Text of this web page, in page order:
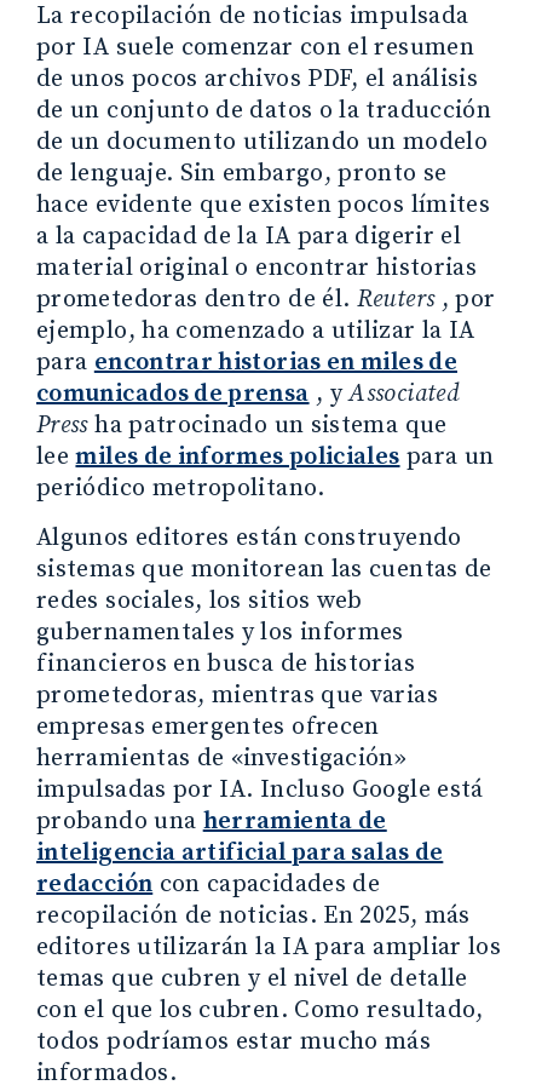
La recopilación de noticias impulsada
por IA suele comenzar con el resumen
de unos pocos archivos PDF, el análisis
de un conjunto de datos o la traducción
de un documento utilizando un modelo
de lenguaje. Sin embargo, pronto se
hace evidente que existen pocos límites
a la capacidad de la IA para digerir el
material original o encontrar historias
prometedoras dentro de él. Reuters, por
ejemplo, ha comenzado a utilizar la IA
paraencontrar historias en miles de
comunicados de prensa, yAssociated
Pressha patrocinado un sistema que
leemiles de informes policialespara un
periódico metropolitano.
Algunos editores están construyendo
sistemas que monitorean las cuentas de
redes sociales, los sitios web
gubernamentales y los informes
financieros en busca de historias
prometedoras, mientras que varias
empresas emergentes ofrecen
herramientas de «investigación»
impulsadas por IA. Incluso Google está
probando unaherramienta de
inteligencia artificial para salas de
redaccióncon capacidades de
recopilación de noticias. En 2025, más
editores utilizarán la IA para ampliar los
temas que cubren y el nivel de detalle
con el que los cubren. Como resultado,
todos podríamos estar mucho más
informados.